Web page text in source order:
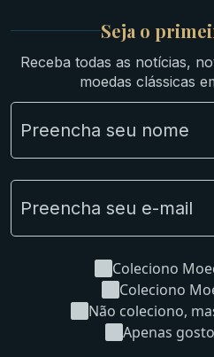
Lotes
Material
NGC e NNC
Seja o
Receba todas as notícias,
moedas clássicas
Coleciono
Coleciono
Não coleciono,
Apenas